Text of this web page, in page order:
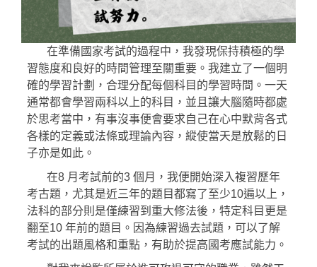
在準備國家考試的過程中，我發現保持積極的學
習態度和良好的時間管理至關重要。我建立了一個明
確的學習計劃，合理分配每個科目的學習時間。一天
通常都會學習兩科以上的科目，並且讓大腦隨時都處
於思考當中，有事沒事便會要求自己在心中默背各式
各樣的定義或法條或理論內容，縱使當天是放鬆的日
子亦是如此。
在8 月考試前的3 個月，我便開始深入複習歷年
考古題，尤其是近三年的題目都寫了至少10遍以上，
法科的部分則是僅練習到重大修法後，特定科目更是
翻至10 年前的題目。因為練習過去試題，可以了解
考試的出題風格和重點，有助於提高國考應試能力。